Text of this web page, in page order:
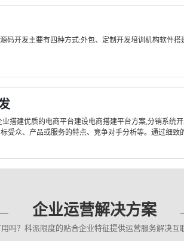
码开发主要有四种方式:外包、定制开发培训机构软件
搭建优质的电商平台建设电商搭建平台方案,分销系统
受众、产品或服务的特点、竞争对手分析等。通过细致
企业运营解决方案
用吗？科派限度的贴合企业特征提供运营服务解决互